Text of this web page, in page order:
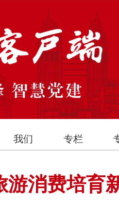
我们 专栏
消费培育